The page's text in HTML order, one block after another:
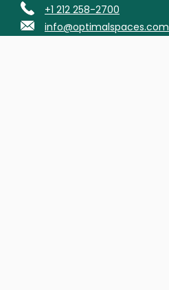
+1 212 258-2700
info@optimalspaces.com